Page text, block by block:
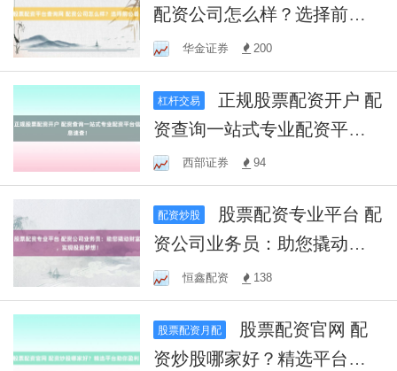
配资公司怎么样？选择前必
看！华金证券 200
杠杆交易
资查询一站式专业配资平台
信息速查！
西部证券 94
配资炒股
资公司业务员：助您撬动财
富，实现投资梦想！
恒鑫配资 138
股票配资月配
资炒股哪家好？精选平台助